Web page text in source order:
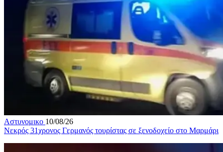
Αστυνομικο 10/08/26
Νεκρός 31χρονος Γερμανός τουρίστας σε ξενοδοχείο στο Μαρμάρι